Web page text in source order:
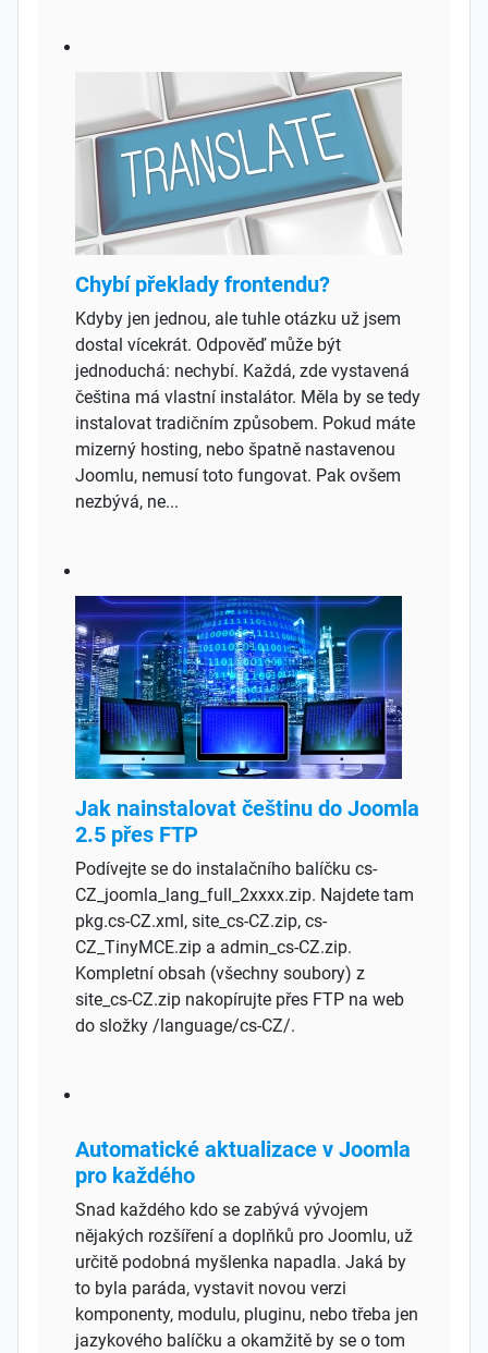
Chybí překlady frontendu?
Kdyby jen jednou, ale tuhle otázku už jsem
dostal vícekrát. Odpověď může být
jednoduchá: nechybí. Každá, zde vystavená
čeština má vlastní instalátor. Měla by se tedy
instalovat tradičním způsobem. Pokud máte
mizerný hosting, nebo špatně nastavenou
Joomlu, nemusí toto fungovat. Pak ovšem
nezbývá, ne...
Jak nainstalovat češtinu do Joomla
2.5 přes FTP
Podívejte se do instalačního balíčku cs-
CZ_joomla_lang_full_2xxxx.zip. Najdete tam
pkg.cs-CZ.xml, site_cs-CZ.zip, cs-
CZ_TinyMCE.zip a admin_cs-CZ.zip.
Kompletní obsah (všechny soubory) z
site_cs-CZ.zip nakopírujte přes FTP na web
do složky /language/cs-CZ/.
Automatické aktualizace v Joomla
pro každého
Snad každého kdo se zabývá vývojem
nějakých rozšíření a doplňků pro Joomlu, už
určitě podobná myšlenka napadla. Jaká by
to byla paráda, vystavit novou verzi
komponenty, modulu, pluginu, nebo třeba jen
jazykového balíčku a okamžitě by se o tom